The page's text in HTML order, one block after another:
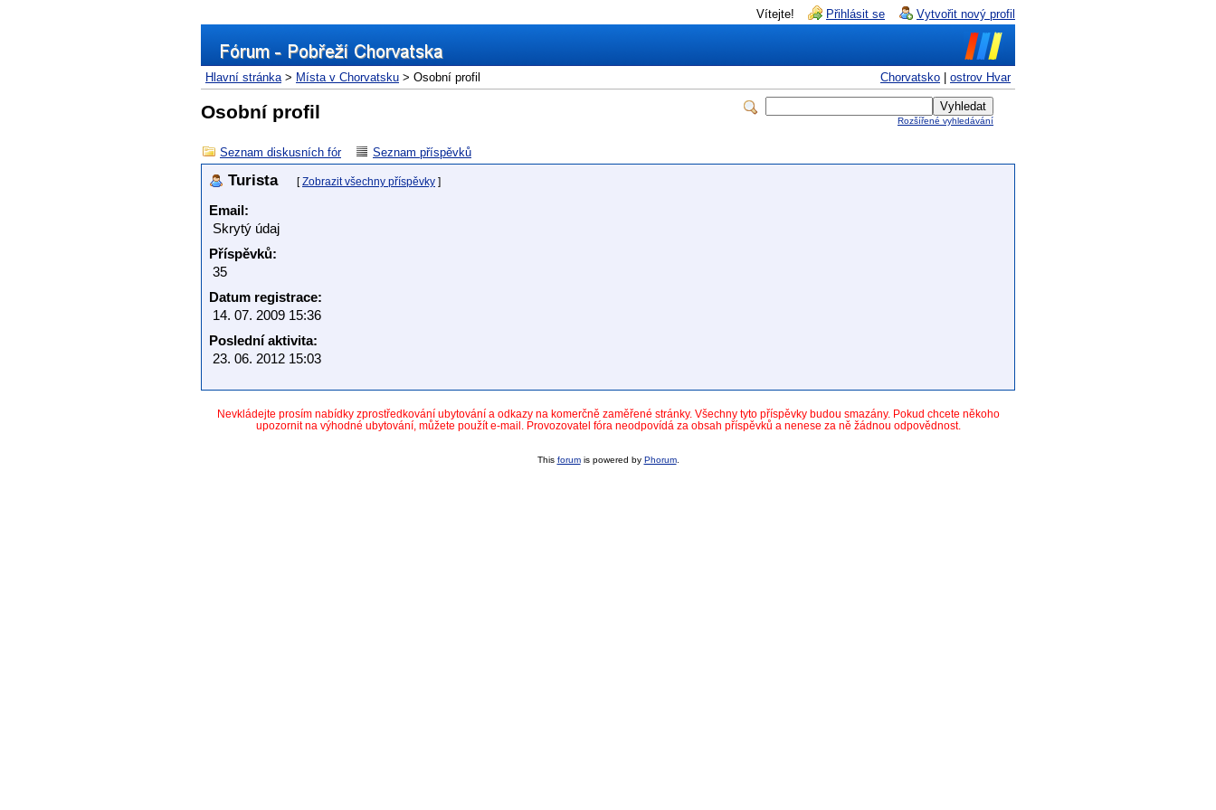
Vítejte! Přihlásit se Vytvořit nový profil
Chorvatsko ostrov Hvar
Hlavní stránka> Místa v Chorvatsku > Osobní profil
Rozšířené vyhledávání
Osobní profil
Seznam diskusních fór Seznam příspěvků
Turista [Zobrazit všechny příspěvky ]
Email:
Skrytý údaj
Příspěvků:
35
Datum registrace:
14. 07. 2009 15:36
Poslední aktivita:
23. 06. 2012 15:03
Nevkládejte prosím nabídky zprostředkování ubytování a odkazy na komerčně zaměřené stránky. Všechny tyto příspěvky budou smazány. Pokud chcete někoho
upozornit na výhodné ubytování, můžete použít e-mail. Provozovatel fóra neodpovídá za obsah příspěvků a nenese za ně žádnou odpovědnost.
This forumis powered by Phorum.